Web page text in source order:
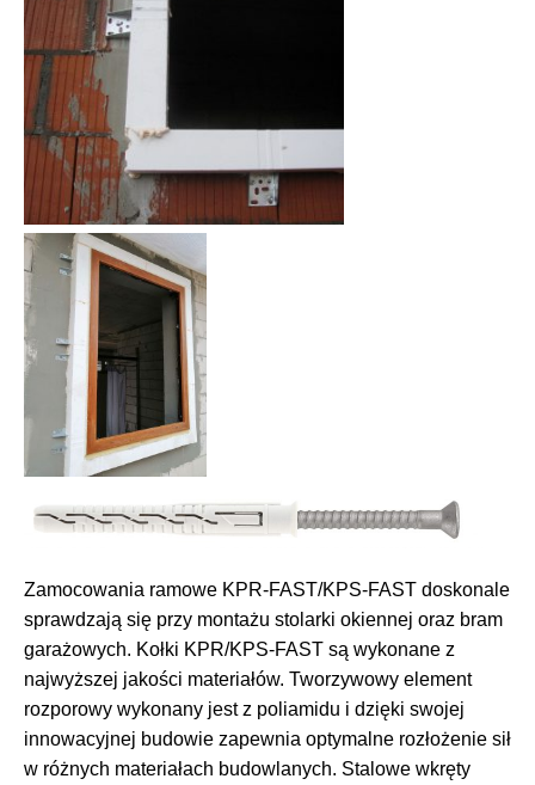
Zamocowania ramowe KPR-FAST/KPS-FAST doskonale
sprawdzają się przy montażu stolarki okiennej oraz bram
garażowych. Kołki KPR/KPS-FAST są wykonane z
najwyższej jakości materiałów. Tworzywowy element
rozporowy wykonany jest z poliamidu i dzięki swojej
innowacyjnej budowie zapewnia optymalne rozłożenie sił
w różnych materiałach budowlanych. Stalowe wkręty